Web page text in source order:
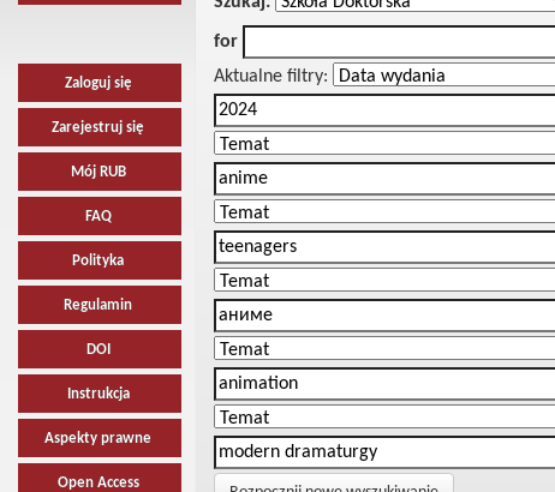
Zaloguj się
Zarejestruj się
Mój RUB
FAQ
Polityka
Regulamin
DOI
Instrukcja
Aspekty prawne
Open Access
for
Aktualne filtry: